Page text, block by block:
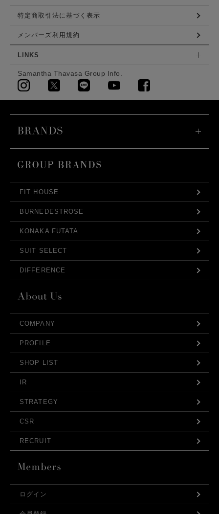
特定商取引法に基づく表示
メンバーズ利用規約
LINKS
Samantha Thavasa Group Info.
FIT HOUSE
BURNEDESTROSE
KONAKA FUTATA
SUIT SELECT
DIFFERENCE
COMPANY
PROFILE
SHOP LIST
IR
STRATEGY
CSR
RECRUIT
ログイン